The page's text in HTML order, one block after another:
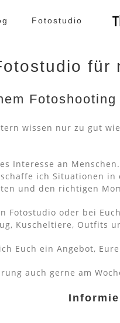
Fotostudio
für
wissen nur zu gut
Interesse an
ich Situationen
und den richtigen
Fotostudio oder bei
Kuscheltiere, Outfits
Euch ein Angebot, Eure
auch gerne am